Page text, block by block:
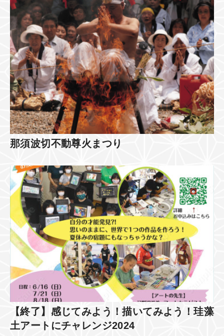
那須波切不動尊火まつり
【終了】感じてみよう！描いてみよう！珪藻
土アートにチャレンジ2024